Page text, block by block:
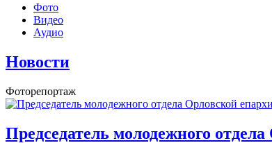
Фото
Видео
Аудио
Новости
Фоторепортаж
Председатель молодежного